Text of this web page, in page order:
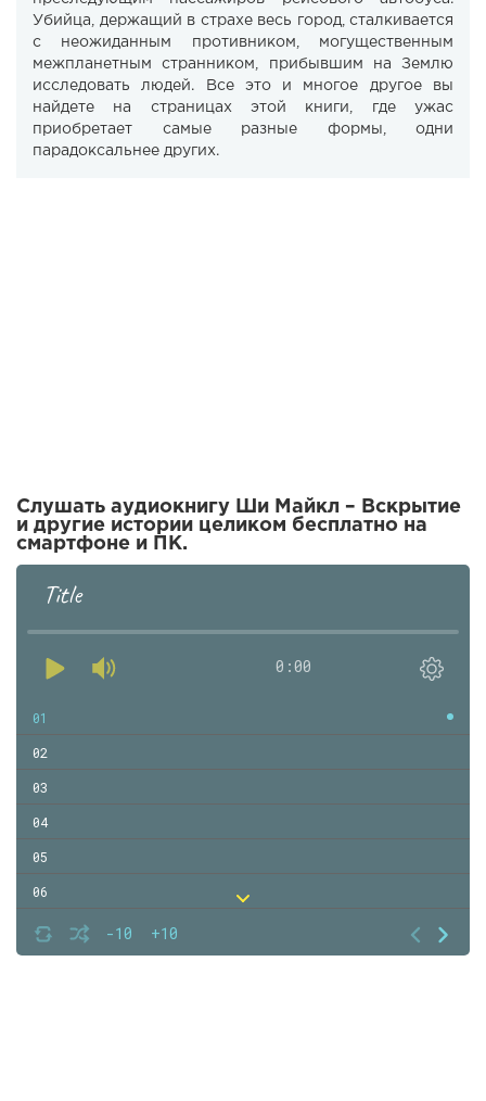
Убийца, держащий в страхе весь город, сталкивается
с неожиданным противником, могущественным
межпланетным странником, прибывшим на Землю
исследовать людей. Все это и многое другое вы
найдете на страницах этой книги, где ужас
приобретает самые разные формы, одни
парадоксальнее других.
Слушать аудиокнигу Ши Майкл – Вскрытие
и другие истории целиком бесплатно на
смартфоне и ПК.
Title
0:00
-10 +10
01
02
03
04
05
06
07
08